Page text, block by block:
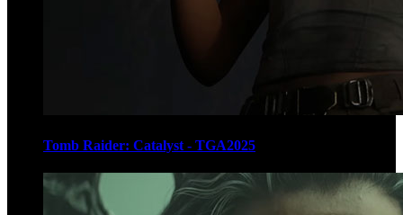
Tomb Raider: Catalyst - TGA2025